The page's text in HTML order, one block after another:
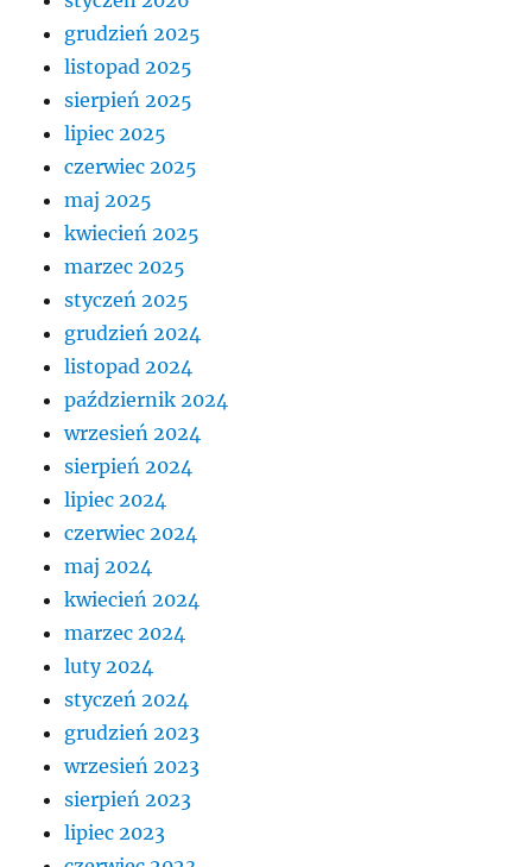
grudzień 2025
listopad 2025
sierpień 2025
lipiec 2025
czerwiec 2025
maj 2025
kwiecień 2025
marzec 2025
styczeń 2025
grudzień 2024
listopad 2024
październik 2024
wrzesień 2024
sierpień 2024
lipiec 2024
czerwiec 2024
maj 2024
kwiecień 2024
marzec 2024
luty 2024
styczeń 2024
grudzień 2023
wrzesień 2023
sierpień 2023
lipiec 2023